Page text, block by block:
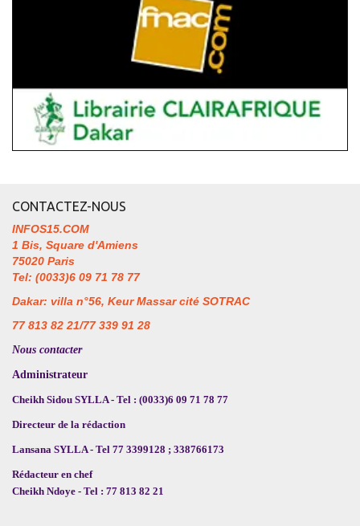
CONTACTEZ-NOUS
INFOS15.COM
1 Bis, Square d'Amiens
75020 Paris
Tel: (0033)6 09 71 78 77
Dakar: villa n°56, Keur Massar cité SOTRAC
77 813 82 21/77 339 91 28
Nous contacter
Administrateur
Cheikh Sidou SYLLA - Tel : (0033)6 09 71 78 77
Directeur de la rédaction
Lansana SYLLA - Tel 77 3399128 ; 338766173
Rédacteur en chef
Cheikh Ndoye - Tel : 77 813 82 21